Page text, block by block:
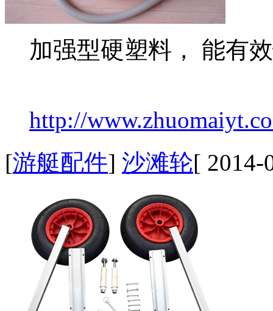
加强型硬塑料， 能有
http://
[游艇配件] 沙滩轮[ 2014-